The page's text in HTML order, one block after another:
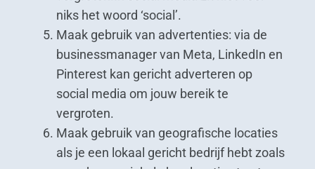
niks het woord ‘social’.
Maak gebruik van advertenties: via de
businessmanager van Meta, LinkedIn en
Pinterest kan gericht adverteren op
social media om jouw bereik te
vergroten.
Maak gebruik van geografische locaties
als je een lokaal gericht bedrijf hebt zoals